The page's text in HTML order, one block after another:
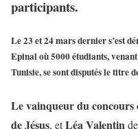
participants.
Le 23 et 24 mars dernier s’est
Epinaloù5000 étudiants,
Tunisie, se sont disputés le titre
Le vainqueur du
de Jésus, etLéa Valentin